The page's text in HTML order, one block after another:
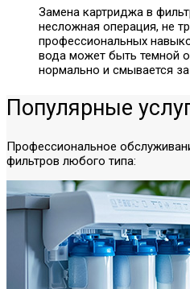
Замена картриджа в
несложная операция, не
профессиональных
вода может быть темной
нормально и смывается
Популярные
Профессиональное
фильтров любого типа: